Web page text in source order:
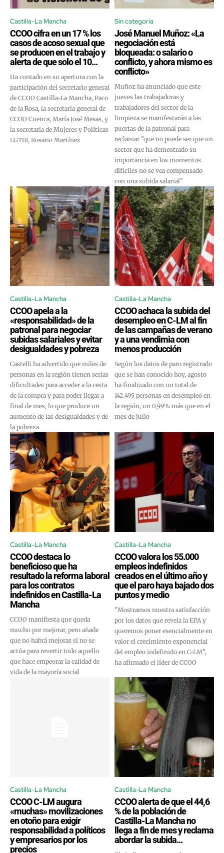
Castilla-La Mancha
CCOO cifra en un 17 % los
casos de acoso sexual que
se producen en el trabajo y
alerta de que solo el 10...
Ha contado en su apertura con la
participación del secretario general
de CCOO Castilla-La Mancha, Paco
de la Rosa, la secretaria general de
CCOO Cuenca, María José Mesas, y
la secretaria de Mujeres y Políticas
LGTBI, Rosario Martínez
Sin categoría
José Manuel Muñoz: «La
negociación está
bloqueada: o salario o
conflicto, y ahora mismo es
conflicto»
Muñoz ha anunciado que este
jueves las trabajadoras y
trabajadores del sector de la
limpieza se manifestarán a las
puertas de la patronal para
reclamar "que no puede ser que un
sector que ha demostrado su
importancia en los momentos
difíciles no se vea compensado
con una subida salarial"
Castilla-La Mancha
CCOO apela a la
«responsabilidad» de la
patronal para negociar
subidas salariales y evitar
desigualdades y pobreza
Castelli ha advertido que miles de
personas en la región tienen serias
dificultades para acceder a la cesta
de la compra y para poder llegar a
final de mes, lo que produce un
aumento de las desigualdades y de
la pobreza
Castilla-La Mancha
CCOO achaca la subida del
desempleo en C-LM al fin
de las campañas de verano
y a una vendimia con
menos producción
Según los datos de paro registrado
que se han conocido hoy, agosto
ha finalizado con un total de
142.495 personas en desempleo en
la región, un 0,99% más que en el
mes de julio
Castilla-La Mancha
CCOO destaca lo
beneficioso que ha
resultado la reforma laboral
para los contratos
indefinidos en Castilla-La
Mancha
CCOO manifiesta que queda
mucho por mejorar, pero añade
que no habrá mejoras si no se
actúa para revertir todo aquello
que hace empeorar la calidad de
vida de la mayoría social
Castilla-La Mancha
CCOO valora los 55.000
empleos indefinidos
creados en el último año y
que el paro haya bajado dos
puntos y medio
"Mostramos nuestra satisfacción
por los datos que revela la EPA y
queremos poner esencialmente en
valor el crecimiento exponencial
del empleo indefinido en C-LM",
ha afirmado el líder de CCOO
Castilla-La Mancha
CCOO C-LM augura
«muchas» movilizaciones
en otoño para exigir
responsabilidad a políticos
y empresarios por los
precios
Castilla-La Mancha
CCOO alerta de que el 44,6
% de la población de
Castilla-La Mancha no
llega a fin de mes y reclama
abordar la subida...